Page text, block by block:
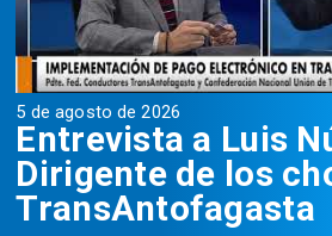
5 de agosto de 2026
Entrevista a Luis
Dirigente de los
TransAntofagasta